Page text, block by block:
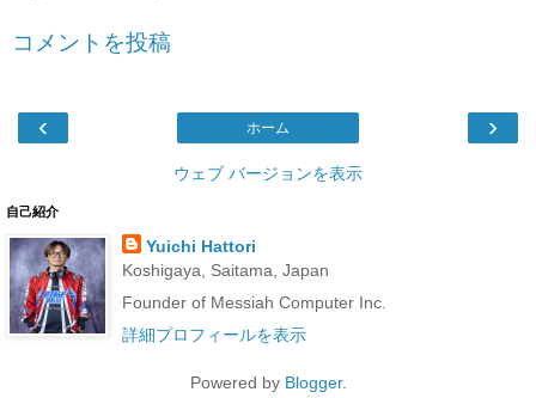
コメントを投稿
‹ ›
ホーム
ウェブ バージョンを表示
自己紹介
Yuichi Hattori
Koshigaya, Saitama, Japan
Founder of Messiah Computer Inc.
詳細プロフィールを表示
Powered by Blogger.